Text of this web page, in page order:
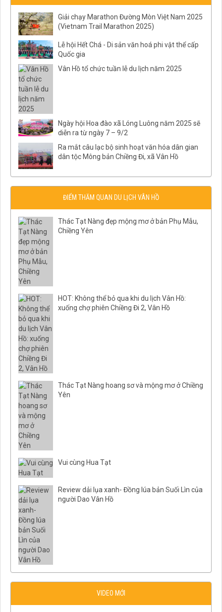
Giải chạy Marathon Đường Mòn Việt Nam 2025
(Vietnam Trail Marathon 2025)
Lễ hội Hết Chá - Di sản văn hoá phi vật thể cấp
Quốc gia
Vân Hồ tổ chức tuần lễ du lịch năm 2025
Ngày hội Hoa đào xã Lóng Luông năm 2025 sẽ
diễn ra từ ngày 7 – 9/2
Ra mắt câu lạc bộ sinh hoạt văn hóa dân gian
dân tộc Mông bản Chiềng Đi, xã Vân Hồ
ĐIỂM THĂM QUAN DU LỊCH VÂN HỒ
Thác Tạt Nàng đẹp mộng mơ ở bản Phụ Mẫu,
Chiềng Yên
HOT: Không thể bỏ qua khi du lịch Vân Hồ:
xuống chợ phiên Chiềng Đi 2, Vân Hồ
Thác Tạt Nàng hoang sơ và mộng mơ ở Chiềng
Yên
Vui cùng Hua Tạt
Review dải lụa xanh- Đồng lúa bản Suối Lìn của
người Dao Vân Hồ
VIDEO MỚI